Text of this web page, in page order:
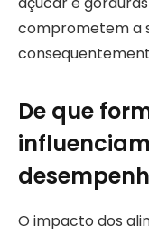
comprometem a
De que
O impacto dos